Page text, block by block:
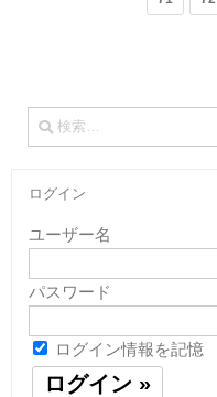
検
索:
ログイン
ユーザー名
パスワード
ログイン情報を記憶